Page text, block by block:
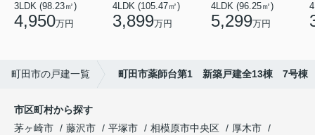
3LDK (98.23㎡)
4,950万円
4LDK (105.47㎡)
3,899万円
4LDK (96.25㎡)
5,299万円
町田市の戸建一覧 町田市薬師台第1 新築戸建全13棟 7号棟
市区町村から探す
茅ヶ崎市
藤沢市 平塚市 相模原市中央区
厚木市